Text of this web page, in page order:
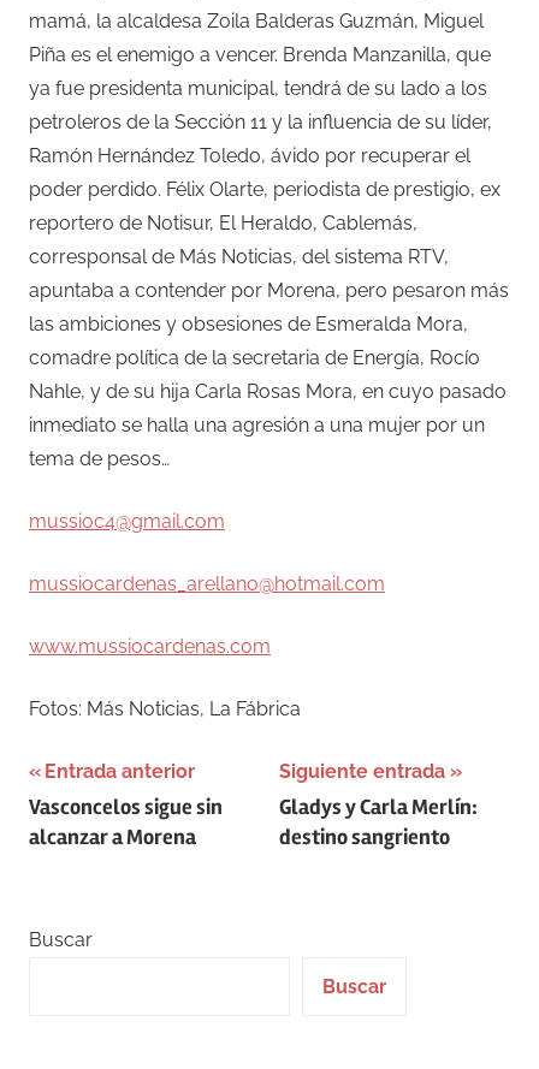
mamá, la alcaldesa Zoila Balderas Guzmán, Miguel
Piña es el enemigo a vencer. Brenda Manzanilla, que
ya fue presidenta municipal, tendrá de su lado a los
petroleros de la Sección 11 y la influencia de su líder,
Ramón Hernández Toledo, ávido por recuperar el
poder perdido. Félix Olarte, periodista de prestigio, ex
reportero de Notisur, El Heraldo, Cablemás,
corresponsal de Más Noticias, del sistema RTV,
apuntaba a contender por Morena, pero pesaron más
las ambiciones y obsesiones de Esmeralda Mora,
comadre política de la secretaria de Energía, Rocío
Nahle, y de su hija Carla Rosas Mora, en cuyo pasado
inmediato se halla una agresión a una mujer por un
tema de pesos…
mussioc4@gmail.com
mussiocardenas_arellano@hotmail.com
www.mussiocardenas.com
Fotos: Más Noticias, La Fábrica
Navegación
de
Entrada anterior
Vasconcelos sigue sin
alcanzar a Morena
Siguiente entrada
Gladys y Carla Merlín:
destino sangriento
Buscar
Buscar